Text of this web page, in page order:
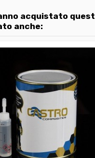
acquistato
anche: